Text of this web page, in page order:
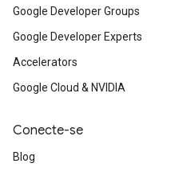
Google Developer Groups
Google Developer Experts
Accelerators
Google Cloud & NVIDIA
Conecte-se
Blog